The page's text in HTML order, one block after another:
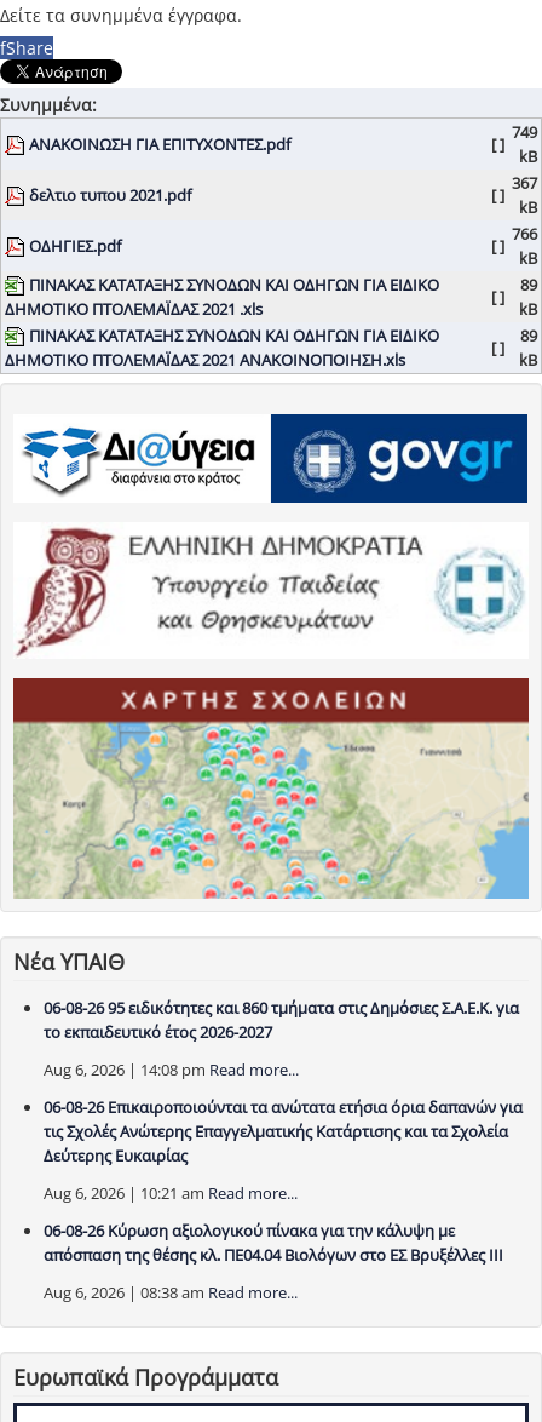
Δείτε τα συνημμένα έγγραφα.
fShare
Συνημμένα:
ΑΝΑΚΟΙΝΩΣΗ ΓΙΑ ΕΠΙΤΥΧΟΝΤΕΣ.pdf [ ]
749
kB
δελτιο τυπου 2021.pdf
[ ]
367
kB
ΟΔΗΓΙΕΣ.pdf
[ ]
766
kB
ΠΙΝΑΚΑΣ ΚΑΤΑΤΑΞΗΣ ΣΥΝΟΔΩΝ ΚΑΙ ΟΔΗΓΩΝ ΓΙΑ ΕΙΔΙΚΟ
ΔΗΜΟΤΙΚΟ ΠΤΟΛΕΜΑΪΔΑΣ 2021 .xls
[ ]
89
kB
ΠΙΝΑΚΑΣ ΚΑΤΑΤΑΞΗΣ ΣΥΝΟΔΩΝ ΚΑΙ ΟΔΗΓΩΝ ΓΙΑ ΕΙΔΙΚΟ
ΔΗΜΟΤΙΚΟ ΠΤΟΛΕΜΑΪΔΑΣ 2021 ΑΝΑΚΟΙΝΟΠΟΙΗΣΗ.xls
[ ]
89
kB
Νέα ΥΠΑΙΘ
06-08-26 95 ειδικότητες και 860 τμήματα στις Δημόσιες Σ.Α.Ε.Κ. για
το εκπαιδευτικό έτος 2026-2027
Aug 6, 2026 | 14:08 pm Read more...
06-08-26 Επικαιροποιούνται τα ανώτατα ετήσια όρια δαπανών για
τις Σχολές Ανώτερης Επαγγελματικής Κατάρτισης και τα Σχολεία
Δεύτερης Ευκαιρίας
Aug 6, 2026 | 10:21 am Read more...
06-08-26 Κύρωση αξιολογικού πίνακα για την κάλυψη με
απόσπαση της θέσης κλ. ΠΕ04.04 Βιολόγων στο ΕΣ Βρυξέλλες ΙΙΙ
Aug 6, 2026 | 08:38 am Read more...
Ευρωπαϊκά Προγράμματα